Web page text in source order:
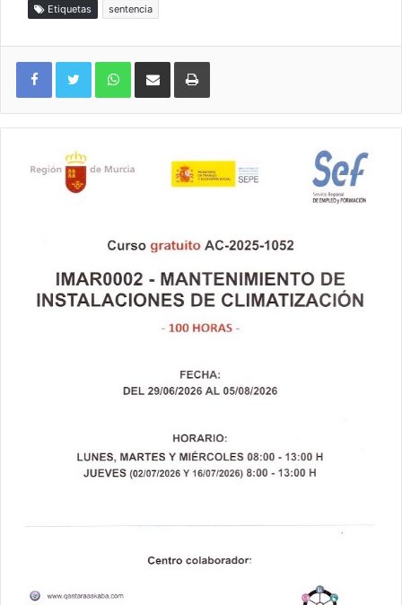
Etiquetas sentencia
WhatsAppCompartir por correo electrónicoImprimir